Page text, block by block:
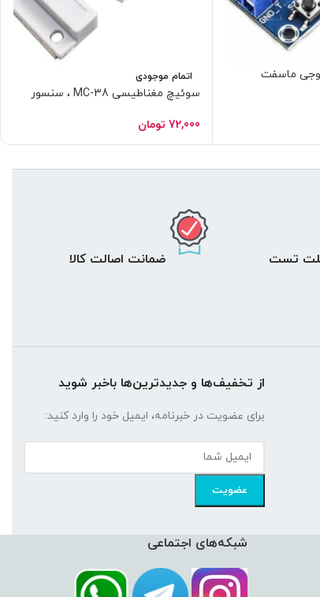
ماسفت اتمام موجودی
سوئیچ مغناطیسی MC-38 ، سنسور
72,000 تومان
ضمانت اصالت کالا
از تخفیف‌ها و جدیدترین‌ها باخبر شوید
برای عضویت در خبرنامه، ایمیل خود را وارد کنید:
شبکه‌های اجتماعی